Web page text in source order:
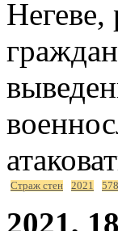
Негеве,
Страж стен 2021
2021,